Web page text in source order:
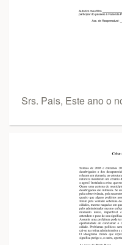
Srs. Pais, Este ano o